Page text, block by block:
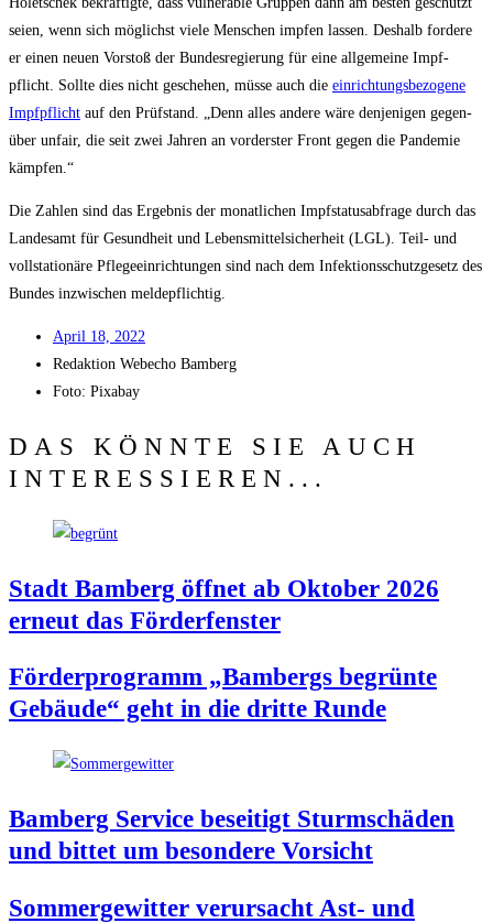
sei­en, wenn sich mög­lichst vie­le Men­schen imp­fen las­sen. Des­halb for­de­re
er einen neu­en Vor­stoß der Bun­des­re­gie­rung für eine all­ge­mei­ne Impf­
pflicht. Soll­te dies nicht gesche­hen, müs­se auch die ein­rich­tungs­be­zo­ge­ne
Impf­pflicht auf den Prüf­stand. „Denn alles ande­re wäre den­je­ni­gen gegen­
über unfair, die seit zwei Jah­ren an vor­ders­ter Front gegen die Pan­de­mie
kämpfen.“
Die Zah­len sind das Ergeb­nis der monat­li­chen Impf­sta­tus­ab­fra­ge durch das
Lan­des­amt für Gesund­heit und Lebens­mit­tel­si­cher­heit (LGL). Teil- und
voll­sta­tio­nä­re Pfle­ge­ein­rich­tun­gen sind nach dem Infek­ti­ons­schutz­ge­setz des
Bun­des inzwi­schen meldepflichtig.
April 18, 2022
Redak­ti­on Web­echo Bamberg
Foto: Pixabay
DAS KÖNNTE SIE AUCH
INTERESSIEREN...
Stadt Bam­berg öff­net ab Okto­ber 2026
erneut das Förderfenster
För­der­pro­gramm „Bam­bergs begrün­te
Gebäu­de“ geht in die drit­te Runde
Bam­berg Ser­vice besei­tigt Sturm­schä­den
und bit­tet um beson­de­re Vorsicht
Som­mer­ge­wit­ter ver­ur­sacht Ast- und